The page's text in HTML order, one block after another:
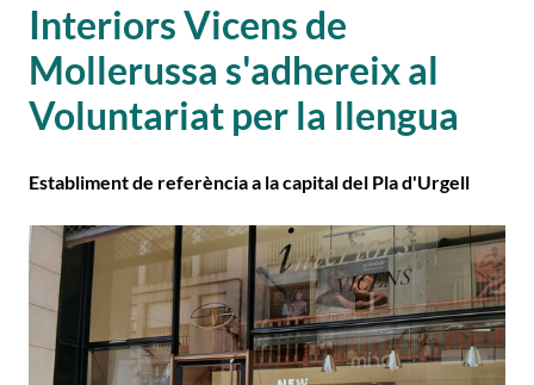
Interiors Vicens de
Mollerussa s'adhereix al
Voluntariat per la llengua
Establiment de referència a la capital del Pla d'Urgell